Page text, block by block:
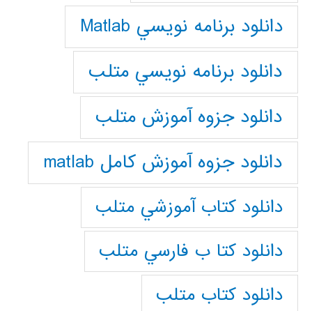
دانلود برنامه نويسي Matlab
دانلود برنامه نويسي متلب
دانلود جزوه آموزش متلب
دانلود جزوه آموزش کامل matlab
دانلود كتاب آموزشي متلب
دانلود كتا ب فارسي متلب
دانلود كتاب متلب